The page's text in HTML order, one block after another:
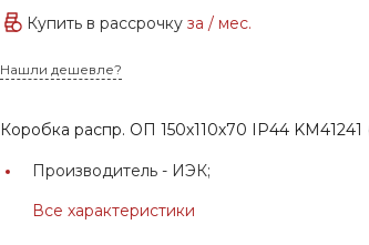
Купить в рассрочкуза/ мес.
Нашли дешевле?
Коробка распр. ОП 150х110х70 IP44
Производитель - ИЭК;
Все характеристики